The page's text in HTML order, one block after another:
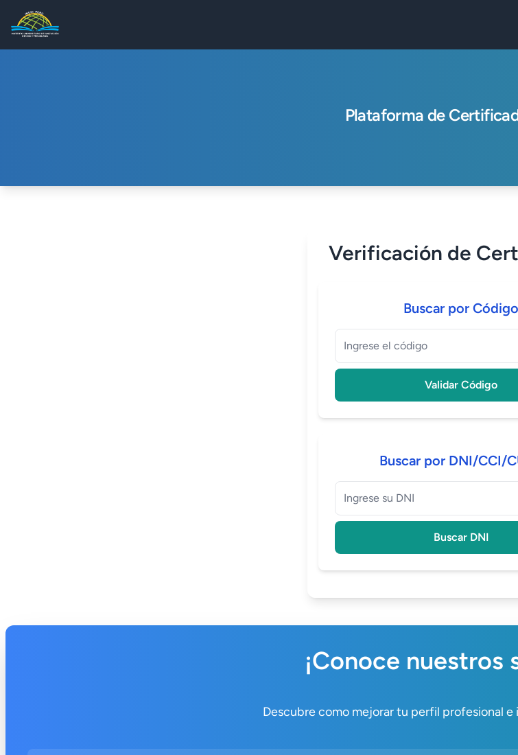
Plataforma de
Verificación de
Buscar por Código
Validar Código
Buscar por DNI/CCI/
Buscar DNI
¡Conoce nuestros
Descubre como mejorar tu perfil profesional